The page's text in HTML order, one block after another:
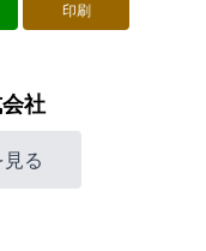
印刷
社
る